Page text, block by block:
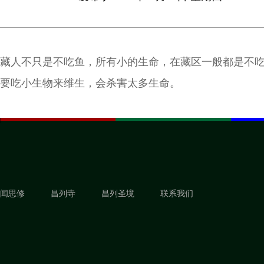
藏人不只是不吃鱼，所有小的生命，在藏区一般都是不
要吃小生物来维生，会杀害太多生命。
闻思修 昌列寺 昌列圣境 联系我们